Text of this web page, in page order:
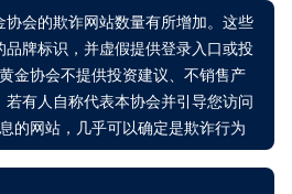
会的欺诈网站数量有所增加。这些
牌标识，并虚假提供登录入口或投
金协会不提供投资建议、不销售产
有人自称代表本协会并引导您访问
的网站，几乎可以确定是欺诈行为